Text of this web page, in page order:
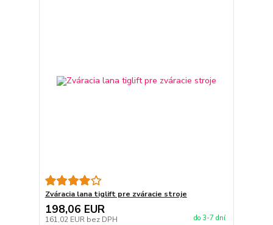
Zváracia lana tiglift pre zváracie stroje
198,06 EUR
161,02 EUR bez DPH do 3-7 dní